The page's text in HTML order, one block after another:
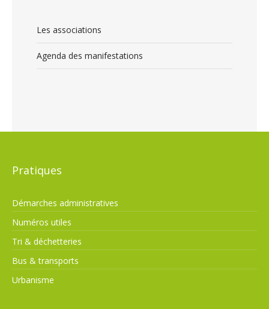
Les associations
Agenda des manifestations
Pratiques
Démarches administratives
Numéros utiles
Tri & déchetteries
Bus & transports
Urbanisme